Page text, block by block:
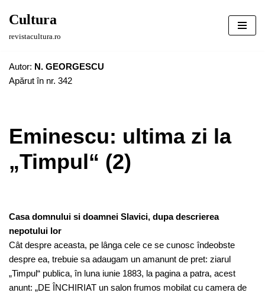
Sari
Cultura
revistacultura.ro
Autor: N. GEORGESCU
Apărut în nr. 342
Eminescu: ultima zi la
„Timpul“ (2)
Casa domnului si doamnei Slavici, dupa descrierea
nepotului lor
Cât despre aceasta, pe lânga cele ce se cunosc îndeobste
despre ea, trebuie sa adaugam un amanunt de pret: ziarul
„Timpul“ publica, în luna iunie 1883, la pagina a patra, acest
anunt: „DE ÎNCHIRIAT un salon frumos mobilat cu camera de